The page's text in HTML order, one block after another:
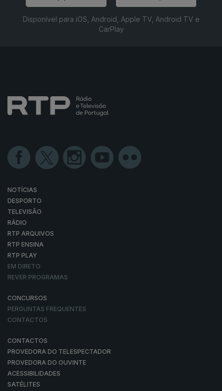
Disponível para iOS, Android, Apple TV, Android TV e
CarPlay
NOTÍCIAS
DESPORTO
TELEVISÃO
RÁDIO
RTP ARQUIVOS
RTP ENSINA
RTP PLAY
EM DIRETO
REVER PROGRAMAS
CONCURSOS
PERGUNTAS FREQUENTES
CONTACTOS
CONTACTOS
PROVEDORA DO TELESPECTADOR
PROVEDORA DO OUVINTE
ACESSIBILIDADES
SATÉLITES